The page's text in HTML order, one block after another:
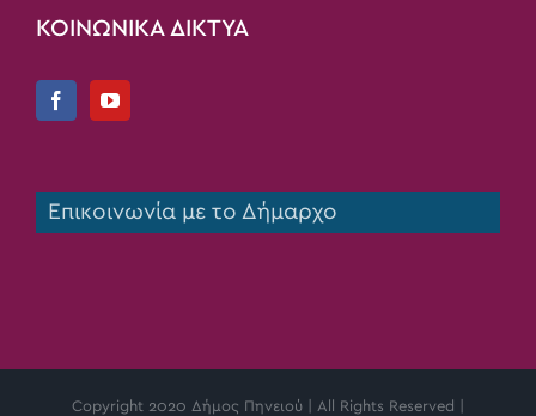
ΚΟΙΝΩΝΙΚΑ ΔΙΚΤΥΑ
Επικοινωνία με το Δήμαρχο
Copyright 2020 Δήμος Πηνειού | All Rights Reserved |